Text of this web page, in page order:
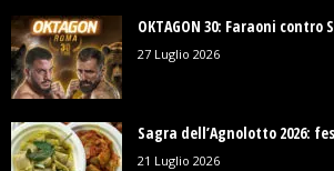
OKTAGON 30: Faraoni
27 Luglio 2026
Sagra dell’Agnolotto 2026:
21 Luglio 2026